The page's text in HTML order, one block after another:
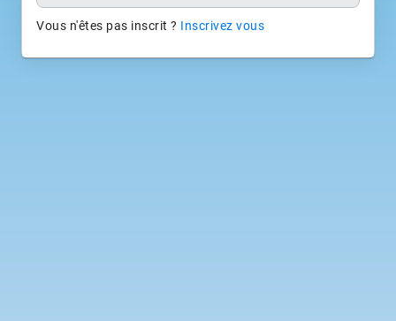
Vous n'êtes pas inscrit ? Inscrivez vous